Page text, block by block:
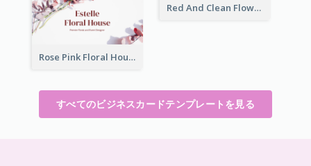
Red And Clean Flower Florist Business Card
Rose Pink Floral House Business Card
すべてのビジネスカードテンプレートを見る